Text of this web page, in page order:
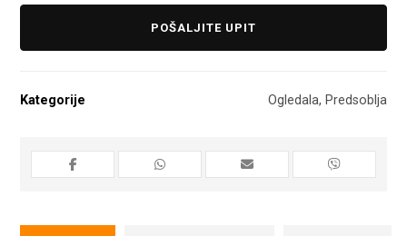
POŠALJITE UPIT
Kategorije Ogledala, Predsoblja